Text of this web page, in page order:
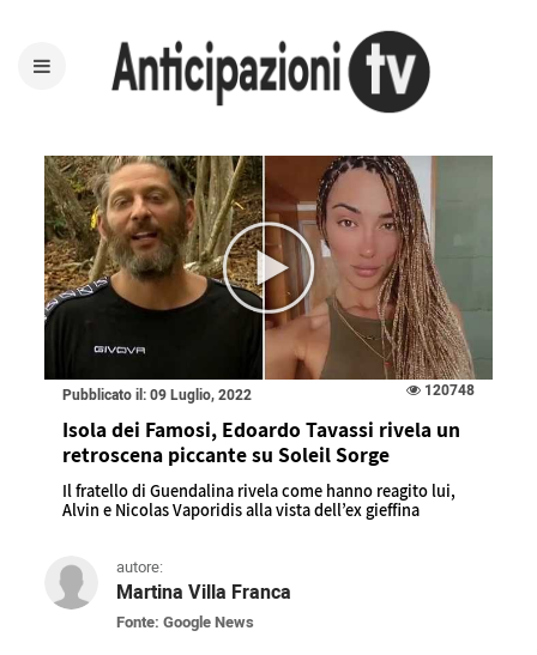
Pubblicato il: 09 Luglio, 2022 120748
Isola dei Famosi, Edoardo Tavassi rivela un
retroscena piccante su Soleil Sorge
Il fratello di Guendalina rivela come hanno reagito lui,
Alvin e Nicolas Vaporidis alla vista dell’ex gieffina
autore:
Martina Villa Franca
Fonte: Google News